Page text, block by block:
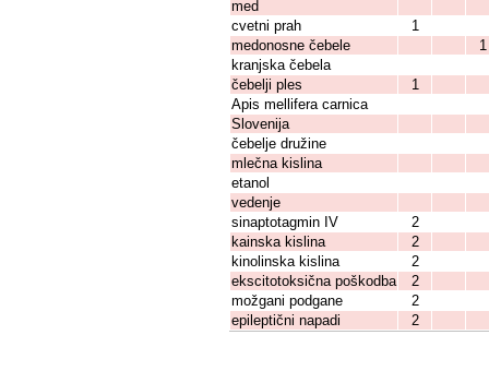
med
cvetni prah
1
medonosne čebele
1
kranjska čebela
čebelji ples
1
Apis mellifera carnica
Slovenija
čebelje družine
mlečna kislina
etanol
vedenje
sinaptotagmin IV
2
kainska kislina
2
kinolinska kislina
2
ekscitotoksična poškodba
2
možgani podgane
2
epileptični napadi
2